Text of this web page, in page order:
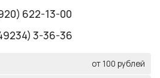
622-13-00
3-36-36
от 100 рублей